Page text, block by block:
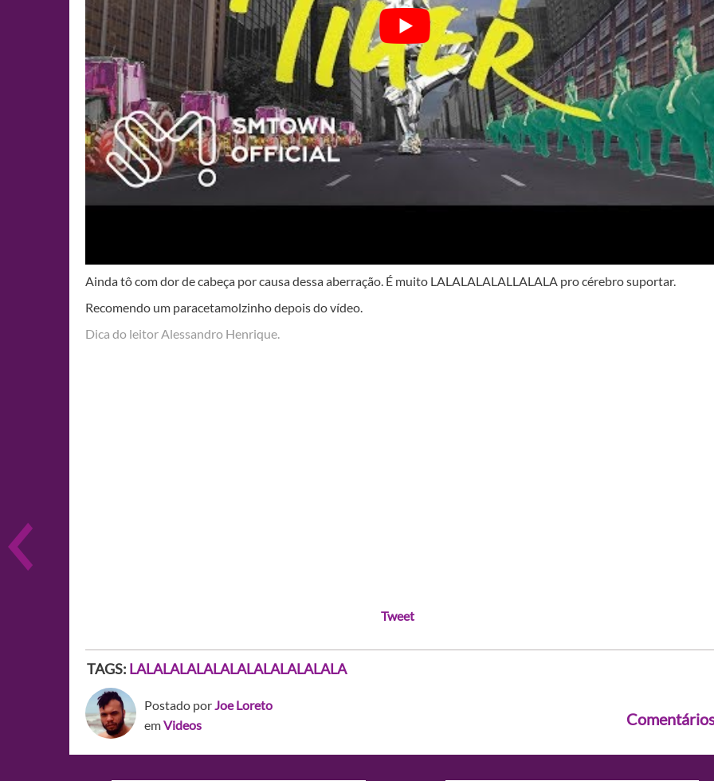
Ainda tô com dor de cabeça por causa dessa aberração. É muito LALALALALALLALALA pro cérebro suportar.
Recomendo um paracetamolzinho depois do vídeo.
Dica do leitor Alessandro Henrique.
Tweet
TAGS: LALALALALALALALALALALALALA
Postado porJoe Loreto
emVideos